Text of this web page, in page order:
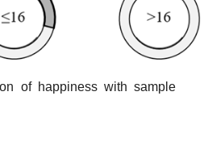
of happiness with sample